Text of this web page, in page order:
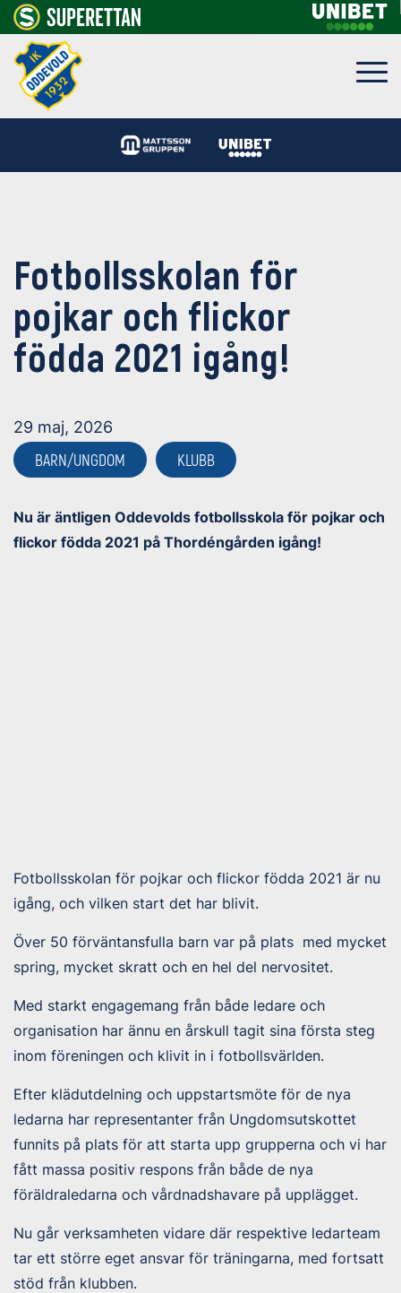
Fotbollsskolan för
pojkar och flickor
födda 2021 igång!
29 maj, 2026
BARN/UNGDOM KLUBB
Nu är äntligen Oddevolds fotbollsskola för pojkar och
flickor födda 2021 på Thordéngården igång!
Fotbollsskolan för pojkar och flickor födda 2021 är nu
igång, och vilken start det har blivit.
Över 50 förväntansfulla barn var på plats med mycket
spring, mycket skratt och en hel del nervositet.
Med starkt engagemang från både ledare och
organisation har ännu en årskull tagit sina första steg
inom föreningen och klivit in i fotbollsvärlden.
Efter klädutdelning och uppstartsmöte för de nya
ledarna har representanter från Ungdomsutskottet
funnits på plats för att starta upp grupperna och vi har
fått massa positiv respons från både de nya
föräldraledarna och vårdnadshavare på upplägget.
Nu går verksamheten vidare där respektive ledarteam
tar ett större eget ansvar för träningarna, med fortsatt
stöd från klubben.